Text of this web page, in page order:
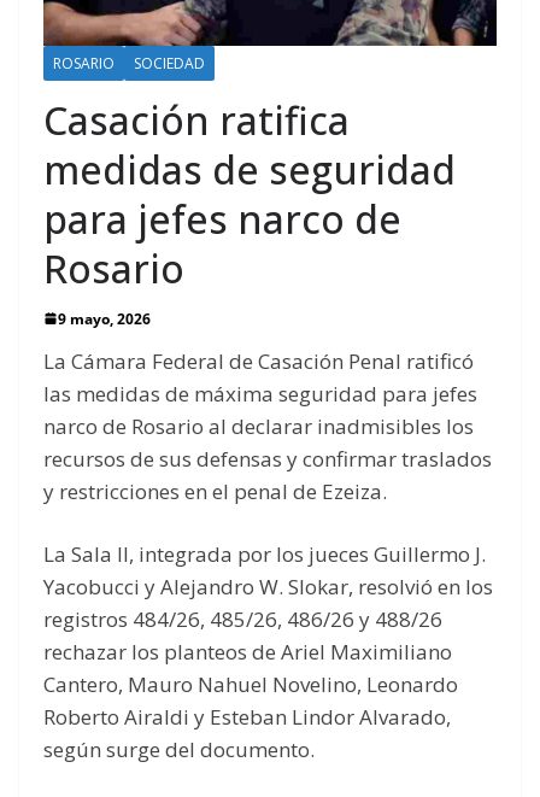
ROSARIO SOCIEDAD
Casación ratifica
medidas de seguridad
para jefes narco de
Rosario
9 mayo, 2026
La Cámara Federal de Casación Penal ratificó
las medidas de máxima seguridad para jefes
narco de Rosario al declarar inadmisibles los
recursos de sus defensas y confirmar traslados
y restricciones en el penal de Ezeiza.
La Sala II, integrada por los jueces Guillermo J.
Yacobucci y Alejandro W. Slokar, resolvió en los
registros 484/26, 485/26, 486/26 y 488/26
rechazar los planteos de Ariel Maximiliano
Cantero, Mauro Nahuel Novelino, Leonardo
Roberto Airaldi y Esteban Lindor Alvarado,
según surge del documento.